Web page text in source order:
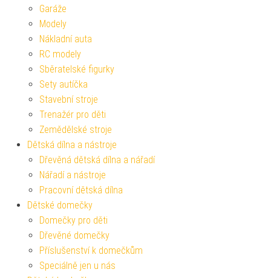
Garáže
Modely
Nákladní auta
RC modely
Sběratelské figurky
Sety autíčka
Stavební stroje
Trenažér pro děti
Zemědělské stroje
Dětská dílna a nástroje
Dřevěná dětská dílna a nářadí
Nářadí a nástroje
Pracovní dětská dílna
Dětské domečky
Domečky pro děti
Dřevěné domečky
Příslušenství k domečkům
Speciálně jen u nás